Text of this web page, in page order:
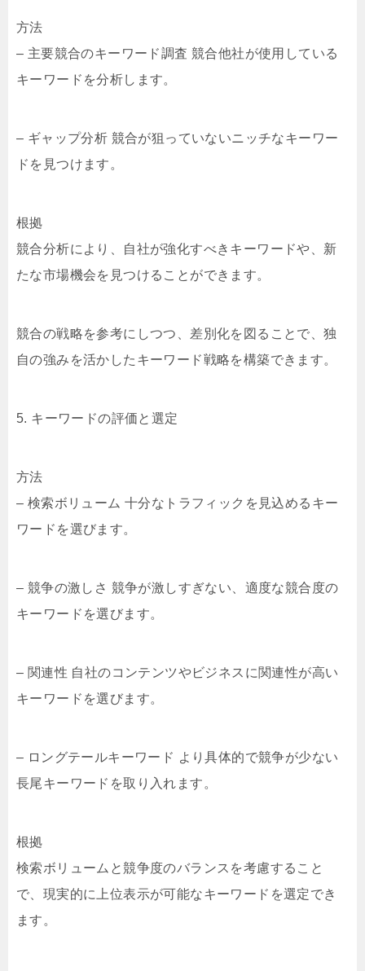
方法
– 主要競合のキーワード調査 競合他社が使用している
キーワードを分析します。
– ギャップ分析 競合が狙っていないニッチなキーワー
ドを見つけます。
根拠
競合分析により、自社が強化すべきキーワードや、新
たな市場機会を見つけることができます。
競合の戦略を参考にしつつ、差別化を図ることで、独
自の強みを活かしたキーワード戦略を構築できます。
5. キーワードの評価と選定
方法
– 検索ボリューム 十分なトラフィックを見込めるキー
ワードを選びます。
– 競争の激しさ 競争が激しすぎない、適度な競合度の
キーワードを選びます。
– 関連性 自社のコンテンツやビジネスに関連性が高い
キーワードを選びます。
– ロングテールキーワード より具体的で競争が少ない
長尾キーワードを取り入れます。
根拠
検索ボリュームと競争度のバランスを考慮すること
で、現実的に上位表示が可能なキーワードを選定でき
ます。